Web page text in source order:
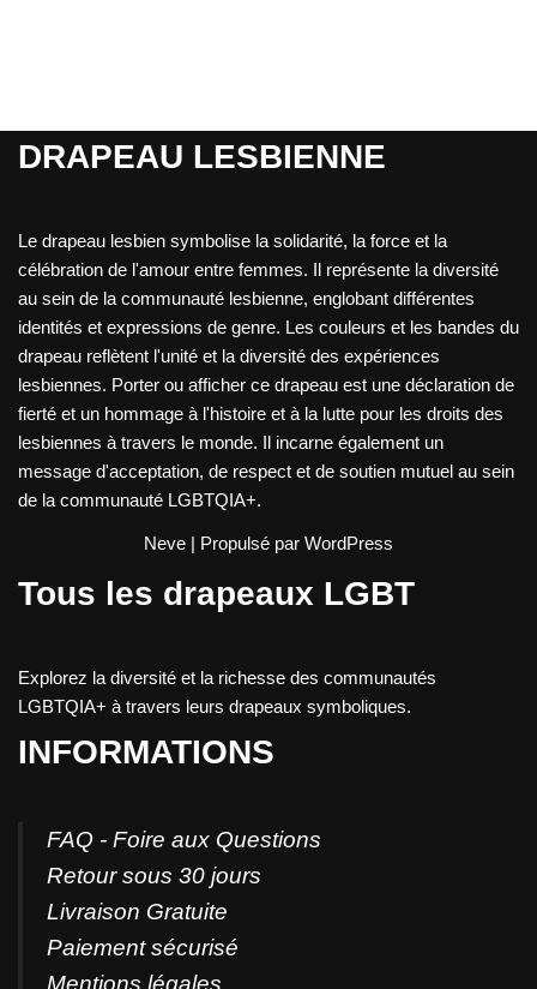
DRAPEAU LESBIENNE
Le drapeau lesbien symbolise la solidarité, la force et la
célébration de l'amour entre femmes. Il représente la diversité
au sein de la communauté lesbienne, englobant différentes
identités et expressions de genre. Les couleurs et les bandes du
drapeau reflètent l'unité et la diversité des expériences
lesbiennes. Porter ou afficher ce drapeau est une déclaration de
fierté et un hommage à l'histoire et à la lutte pour les droits des
lesbiennes à travers le monde. Il incarne également un
message d'acceptation, de respect et de soutien mutuel au sein
de la communauté LGBTQIA+.
Neve | Propulsé par WordPress
Tous les drapeaux LGBT
Explorez la diversité et la richesse des communautés
LGBTQIA+ à travers leurs drapeaux symboliques.
INFORMATIONS
FAQ - Foire aux Questions
Retour sous 30 jours
Livraison Gratuite
Paiement sécurisé
Mentions légales